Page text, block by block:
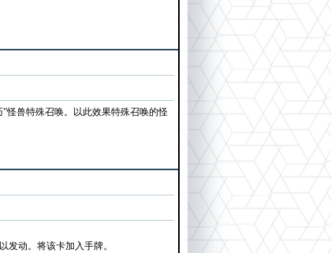
怪兽特殊召唤。以此效果特殊召唤的怪
发动。将该卡加入手牌。